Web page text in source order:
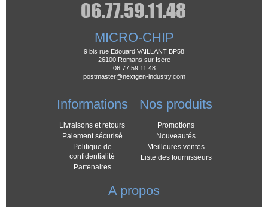
MICRO-CHIP
9 bis rue Edouard VAILLANT BP58
26100 Romans sur Isère
06 77 59 11 48
postmaster@nextgen-industry.com
Informations
Livraisons et retours
Paiement sécurisé
Politique de
confidentialité
Partenaires
Nos produits
Promotions
Nouveautés
Meilleures ventes
Liste des fournisseurs
A propos